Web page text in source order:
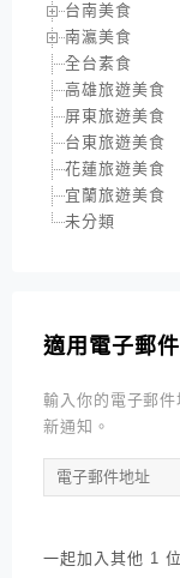
台南美食
南瀛美食
全台素食
高雄旅遊美食
屏東旅遊美食
台東旅遊美食
花蓮旅遊美食
宜蘭旅遊美食
未分類
適用電子郵
輸入你的電子郵
新通知。
電
子
件
一起加入其他 1